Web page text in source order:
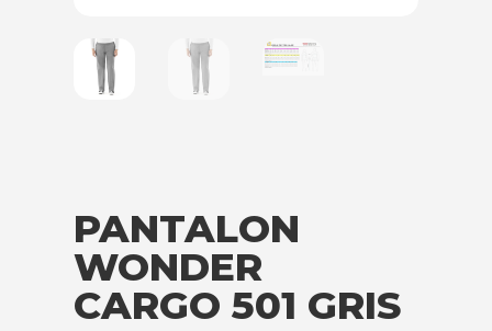
PANTALON
WONDER
CARGO 501 GRIS